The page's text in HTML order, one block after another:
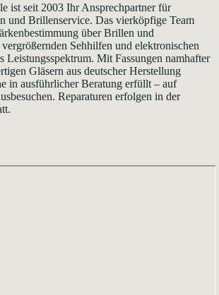
ist seit 2003 Ihr Ansprechpartner für
und Brillenservice. Das vierköpfige Team
über Brillen und
Sehhilfen und elektronischen
Leistungsspektrum. Mit Fassungen namhafter
Gläsern aus deutscher Herstellung
in ausführlicher Beratung erfüllt – auf
Reparaturen erfolgen in der